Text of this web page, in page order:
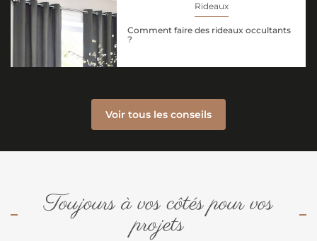
Rideaux
Comment faire des rideaux occultants
?
Voir tous les conseils
Toujours à vos côtés pour vos
projets